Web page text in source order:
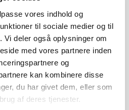
vores indhold og
til sociale medier og til
deler også oplysninger om
med vores partnere inden
og
kan kombinere disse
du har givet dem, eller som
af deres tjenester.